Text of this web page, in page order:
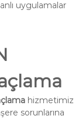
uygulamalar
hizmetimiz
sorunlarına